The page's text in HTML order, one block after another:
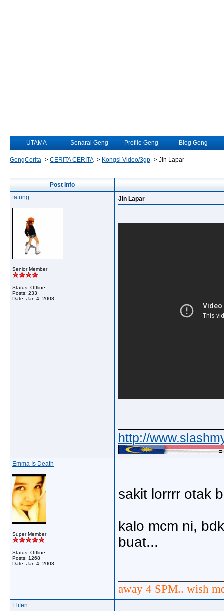
UTAMA Senarai Geng Profile Geng Blog Geng
GengCerita -> CERITA CERITA-> Kongsi Video/3gp -> Jin Lapar
Post Info
tatung
Senior Member
Status: Offline
Posts: 233
Date: Jan 4, 2008
Jin Lapar
http://
Emma Is Death
Super Member
Status: Offline
Posts: 1268
Date: Jan 4, 2008
sakit lorrrr otak
kalo mcm ni,
buat...
away 4 SPM.. wish
Elifen